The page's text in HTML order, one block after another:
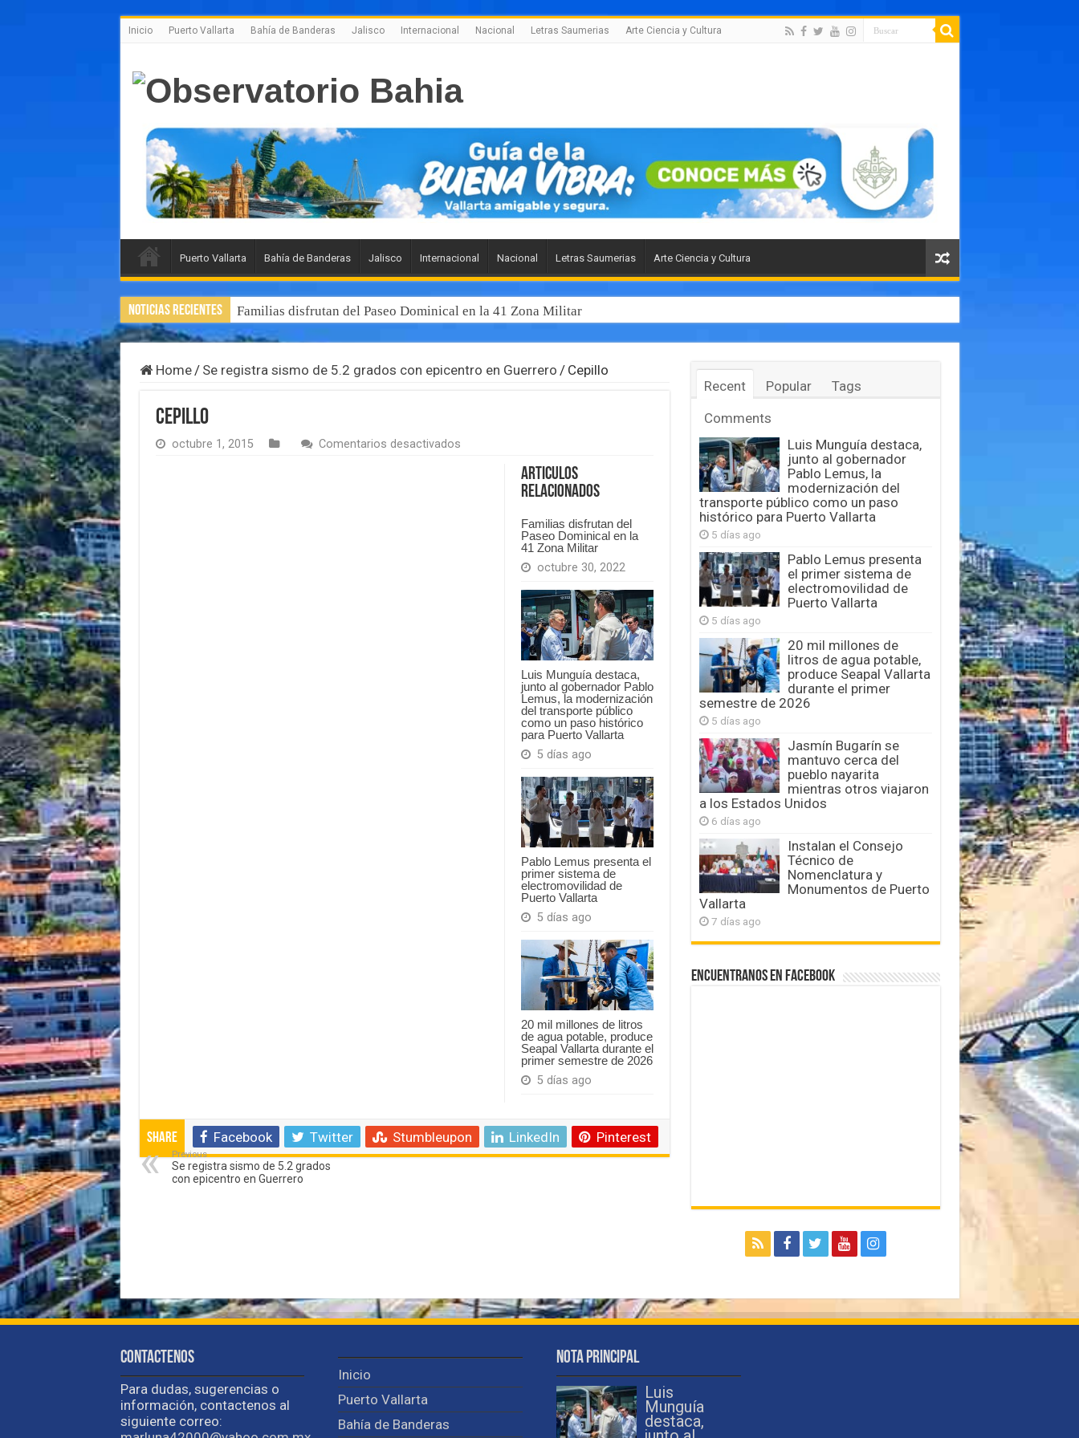
Inicio Puerto Vallarta Bahía de Banderas Jalisco Internacional Nacional Letras Saumerias Arte Ciencia y Cultura
Puerto Vallarta Bahía de Banderas Jalisco Internacional Nacional Letras Saumerias Arte Ciencia y Cultura
Noticias Recientes Familias disfrutan del Paseo Dominical en la 41 Zona Militar
Home/ Se registra sismo de 5.2 grados con epicentro en Guerrero / Cepillo
Cepillo
octubre 1, 2015 Comentarios desactivadosen
Articulos
Relacionados
Familias disfrutan del
Paseo Dominical en la
41 Zona Militar
octubre 30, 2022
Luis Munguía destaca,
junto al gobernador Pablo
Lemus, la modernización
del transporte público
como un paso histórico
para Puerto Vallarta
5 días ago
Pablo Lemus presenta el
primer sistema de
electromovilidad de
Puerto Vallarta
5 días ago
20 mil millones de litros
de agua potable, produce
Seapal Vallarta durante el
primer semestre de 2026
5 días ago
Share Facebook Twitter Stumbleupon LinkedIn Pinterest
Previous
Se registra sismo de 5.2 grados
con epicentro en Guerrero
Recent Popular
Tags
Comments
Luis Munguía destaca,
junto al gobernador
Pablo Lemus, la
modernización del
transporte público como un paso
histórico para Puerto Vallarta
5 días ago
Pablo Lemus presenta
el primer sistema de
electromovilidad de
Puerto Vallarta
5 días ago
20 mil millones de
litros de agua potable,
produce Seapal Vallarta
durante el primer
semestre de 2026
5 días ago
Jasmín Bugarín se
mantuvo cerca del
pueblo nayarita
mientras otros viajaron
a los Estados Unidos
6 días ago
Instalan el Consejo
Técnico de
Nomenclatura y
Monumentos de Puerto
Vallarta
7 días ago
Encuentranos en Facebook
Contactenos
Para dudas, sugerencias o
información, contactenos al
siguiente correo:
Inicio
Puerto Vallarta
Bahía de Banderas
Nota Principal
Luis
Munguía
destaca,